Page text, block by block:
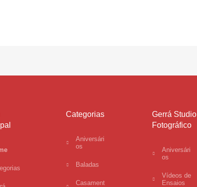
Categorias
Aniversári
os
Baladas
Casament
Gerrá Studio
Fotográfico
Aniversári
os
Vídeos de
Ensaios